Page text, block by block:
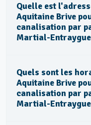
Quelle est
Aquitaine Brive
canalisation par
Martial-
Quels sont les
Aquitaine Brive
canalisation par
Martial-